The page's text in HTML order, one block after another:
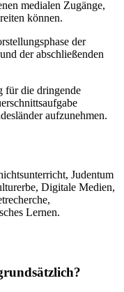
medialen Zugänge,
können.
der
der abschließenden
für die dringende
aufzunehmen.
Judentum
Digitale Medien,
Lernen.